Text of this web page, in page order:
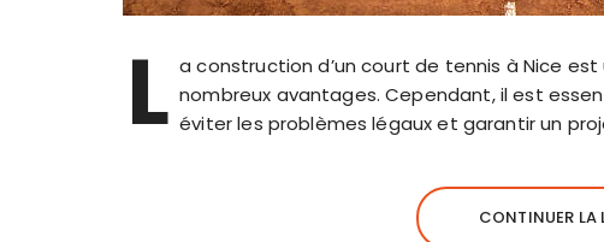
L a construction d’un court de tennis à Nice
nombreux avantages. Cependant, il est
éviter les problèmes légaux et garantir un
CONTINUER LA